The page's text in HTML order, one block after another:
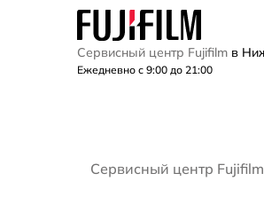
Сервисный центр Fujifilm в
Ежедневно с 9:00 до 21:00
Сервисный центр Fujifilm